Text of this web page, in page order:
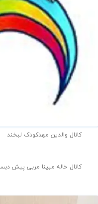
کانال والدین مهدکودک لبخند
کانال خاله مبینا مربی پیش